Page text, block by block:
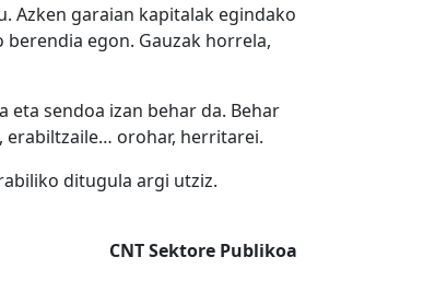
Azken garaian kapitalak egindako
egon. Gauzak horrela,
sendoa izan behar da. Behar
erabiltzaile… orohar, herritarei.
ditugula argi utziz.
CNT Sektore Publikoa